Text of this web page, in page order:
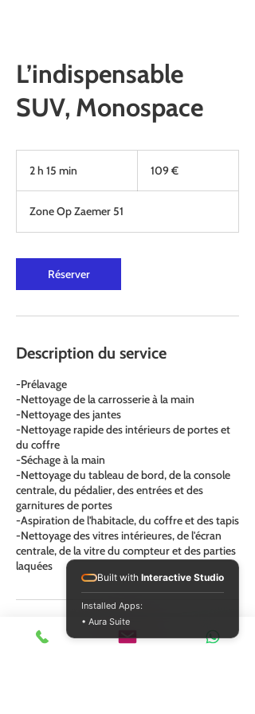
L’indispensable
SUV, Monospace
2 h 15 min
5
m
n
109 €
Zone Op Zaemer 51
Réserver
Description du service
-Prélavage
-Nettoyage de la carrosserie à la main
-Nettoyage des jantes
-Nettoyage rapide des intérieurs de portes et
du coffre
-Séchage à la main
-Nettoyage du tableau de bord, de la console
centrale, du pédalier, des entrées et des
garnitures de portes
-Aspiration de l'habitacle, du coffre et des tapis
-Nettoyage des vitres intérieures, de l'écran
centrale, de la vitre du compteur et des parties
laquées
Politique d'annulation
Built with Interactive Studio
Installed Apps:
• Aura Suite